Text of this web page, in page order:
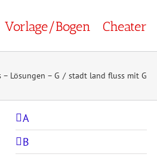
Vorlage/Bogen Cheater
– Lösungen – G stadt land fluss mit G
A
B